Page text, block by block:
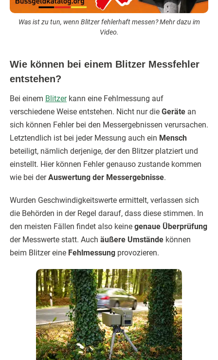
Was ist zu tun, wenn Blitzer fehlerhaft messen? Mehr dazu im
Video.
Wie können bei einem Blitzer Messfehler
entstehen?
Bei einem Blitzerkann eine Fehlmessung auf
verschiedene Weise entstehen. Nicht nur die Geräte an
sich können Fehler bei den Messergebnissen verursachen.
Letztendlich ist bei jeder Messung auch ein Mensch
beteiligt, nämlich derjenige, der den Blitzer platziert und
einstellt. Hier können Fehler genauso zustande kommen
wie bei derAuswertung der Messergebnisse.
Wurden Geschwindigkeitswerte ermittelt, verlassen sich
die Behörden in der Regel darauf, dass diese stimmen. In
den meisten Fällen findet also keine genaue Überprüfung
der Messwerte statt. Auch äußere Umstände können
beim Blitzer eine Fehlmessung provozieren.